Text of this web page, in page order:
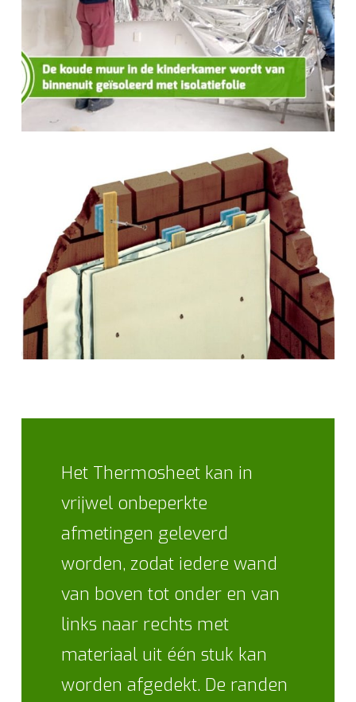
Het Thermosheet kan in
vrijwel onbeperkte
afmetingen geleverd
worden, zodat iedere wand
van boven tot onder en van
links naar rechts met
materiaal uit één stuk kan
worden afgedekt. De randen